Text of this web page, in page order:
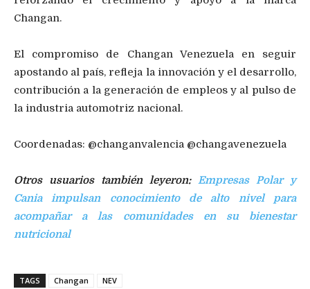
Changan.
El compromiso de Changan Venezuela en seguir
apostando al país, refleja la innovación y el desarrollo,
contribución a la generación de empleos y al pulso de
la industria automotriz nacional.
Coordenadas: @changanvalencia @changavenezuela
Otros usuarios también leyeron: Empresas Polar y
Cania impulsan conocimiento de alto nivel para
acompañar a las comunidades en su bienestar
nutricional
TAGS Changan NEV